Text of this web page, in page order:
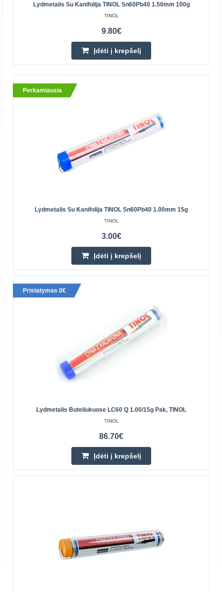
Lydmetalis su kanifolija TINOL Sn60Pb40 1.00mm
Lydmetalis daugiausia naudojamas elektronikos
pramonėje, standartinių elektroninių prietaisų ir
komponentų gamyboje, elektrotechnikoje bei elementų
litavimui su..
11.70€
Įdėti į krepšelį
Lydmetalis su kanifolija TINOL Sn60Pb40 1.50mm
Lydmetalis daugiausia naudojamas elektronikos
pramonėje, standartinių elektroninių prietaisų ir
komponentų gamyboje, elektrotechnikoje bei komponentų
9.80€
Centriniame Sandėlyje NĖRA
Įdėti į krepšelį
Lydmetalis Su Kanifolija TINOL Sn60Pb40 1.50mm 100g
TINOL
9.80€
Įdėti į krepšelį
Perkamiausia
Lydmetalis Su Kanifolija TINOL Sn60Pb40 1.00mm 15g
TINOL
3.00€
Įdėti į krepšelį
Pristatymas 0€
Lydmetalis Buteliukuose LC60 Q 1.00/15g Pak, TINOL
TINOL
86.70€
Įdėti į krepšelį